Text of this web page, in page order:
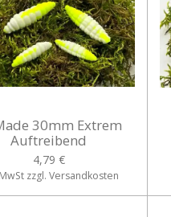
30mm Extrem
Auftreibend
4,79 €
zzgl. Versandkosten